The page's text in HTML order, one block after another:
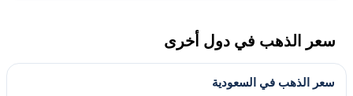
سعر الذهب في دول أخرى
سعر الذهب في السعودية